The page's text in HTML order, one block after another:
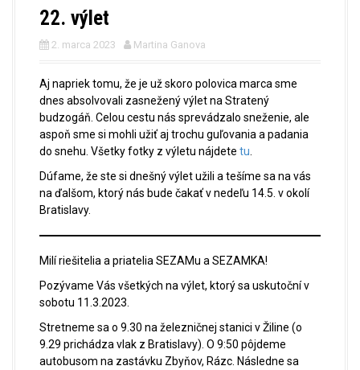
22. výlet
2. marca 2023 Martina Ganova
Aj napriek tomu, že je už skoro polovica marca sme
dnes absolvovali zasnežený výlet na Stratený
budzogáň. Celou cestu nás sprevádzalo sneženie, ale
aspoň sme si mohli užiť aj trochu guľovania a padania
do snehu. Všetky fotky z výletu nájdete tu
Dúfame, že ste si dnešný výlet užili a tešíme sa na vás
na ďalšom, ktorý nás bude čakať v nedeľu 14.5. v okolí
Bratislavy.
Milí riešitelia a priatelia SEZAMu a SEZAMKA!
Pozývame Vás všetkých na výlet, ktorý sa uskutoční v
sobotu 11.3.2023.
Stretneme sa o 9.30 na železničnej stanici v Žiline (o
9.29 prichádza vlak z Bratislavy). O 9:50 pôjdeme
autobusom na zastávku Zbyňov, Rázc. Následne sa